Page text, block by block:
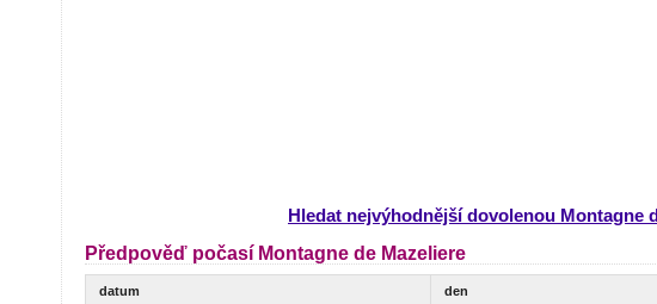
Hledat nejvýhodnější dovolenou Montagne
Předpověď počasí Montagne de Mazeliere
datum den